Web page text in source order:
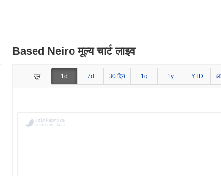
Based Neiro मूल्य चार्ट लाइव
ज़ूम: 1d 7d 30 दिन 1q 1y YTD